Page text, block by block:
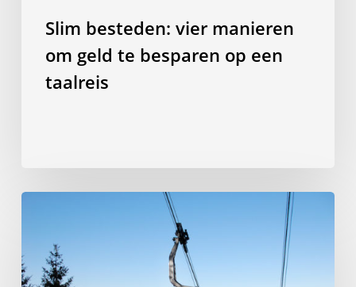
Slim besteden: vier manieren
om geld te besparen op een
taalreis
te
doen